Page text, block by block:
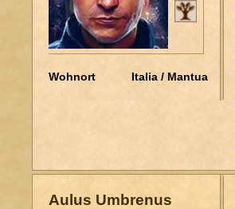
Patria Potestas
Ordo ~
Wohnort Italia / Mantua
Aulus Umbrenus